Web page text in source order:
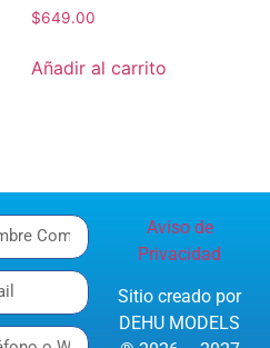
$649.00
Añadir al carrito
Aviso de
Privacidad
Sitio creado por
DEHU MODELS